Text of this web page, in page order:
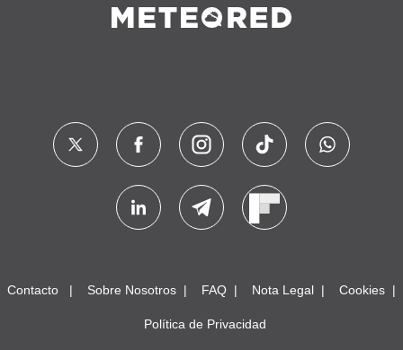
Contacto Sobre Nosotros FAQ Nota Legal Cookies
Política de Privacidad